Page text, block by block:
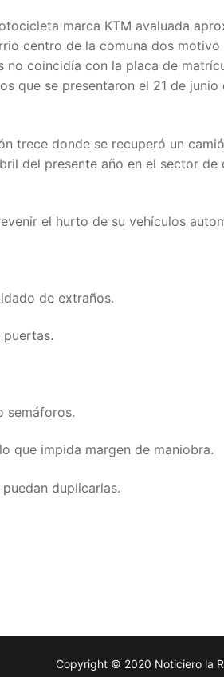
marca KTM avaluada
centro de la comuna dos
coincidía con la placa de
que se presentaron el 21 de
trece donde se recuperó un
del presente año en el sector de
el hurto de su vehículos
de extraños.
semáforos.
que impida margen de maniobra.
duplicarlas.
Copyright © 2020 Noticiero la